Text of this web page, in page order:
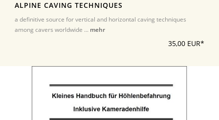
ALPINE CAVING TECHNIQUES
a definitive source for vertical and horizontal caving techniques
among cavers worldwide ... mehr
35,00 EUR*